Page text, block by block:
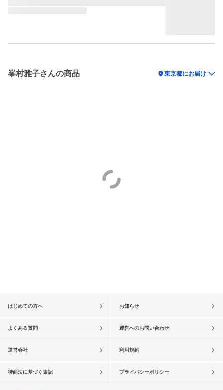
峯村雅子さんの商品 location_on東京都にお届け
はじめての方へ お知らせ
よくある質問 運営へのお問い合わせ
運営会社 利用規約
特商法に基づく表記 プライバシーポリシー